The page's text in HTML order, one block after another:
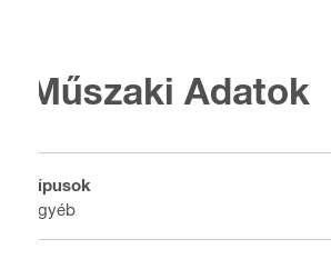
Műszaki Adatok
Típusok
Egyéb